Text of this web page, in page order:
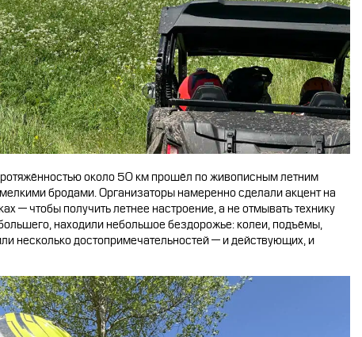
около 50 км прошёл по живописным летним
бродами. Организаторы намеренно сделали акцент на
— чтобы получить летнее настроение, а не отмывать технику
находили небольшое бездорожье: колеи, подъёмы,
несколько достопримечательностей — и действующих, и